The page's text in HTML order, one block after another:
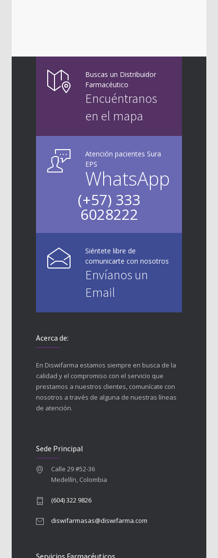
Buscas un Distribuidor
Farmacéutico
Encuéntranos
en el mapa
Atención pacientes Sura
EPS
WhatsApp
(+57) 333
6028222
Siéntete libre de
comunicarte con nosotros
Envíanos un
Email
Acerca de:
En Diswifarma estamos siempre en busca de la
calidad y el compromiso con el servicio que
prestamos a nuestros clientes, comunícate con
nosotros a través de alguna de nuestras líneas
de atención.
Sede Principal
Calle 29 #52-36
Medellín, Colombia
(604) 322 9826
diswifarmasas@diswifarma.com
Servicios Farmacéuticos